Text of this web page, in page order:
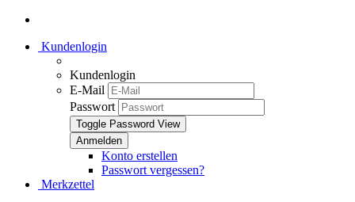
Kundenlogin
Kundenlogin
E-Mail
Passwort
Toggle Password View
Konto erstellen
Passwort vergessen?
Merkzettel